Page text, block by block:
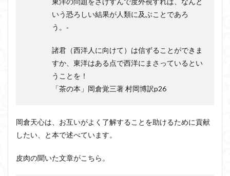
いう恐ろしい結果が人類に及ぶことであろ
う。‐
諸君（西洋人に向けて）は信ずることができま
すか、東洋はある点で西洋にまさっているとい
うことを！
「茶の本」岡倉覚三著 村岡博訳p26
岡倉天心は、お互いがよく了解することを助けるために貢献
したい、と本で述べています。
皮肉の聞いた文章がこちら。